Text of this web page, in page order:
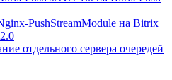
PushStreamModule на Bitrix
отдельного сервера очередей